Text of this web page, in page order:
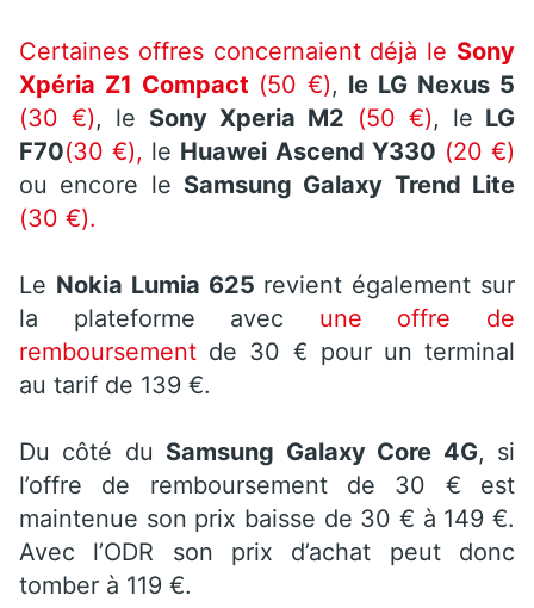
Certaines offres concernaient déjà le Sony
Xpéria Z1 Compact (50 €), le LG Nexus 5
(30 €), le Sony Xperia M2 (50 €), le LG
F70(30 €), le Huawei Ascend Y330 (20 €)
ou encore le Samsung Galaxy Trend Lite
(30 €).
Le Nokia Lumia 625 revient également sur
la plateforme avec une offre de
remboursement de 30 € pour un terminal
au tarif de 139 €.
Du côté du Samsung Galaxy Core 4G, si
l’offre de remboursement de 30 € est
maintenue son prix baisse de 30 € à 149 €.
Avec l’ODR son prix d’achat peut donc
tomber à 119 €.